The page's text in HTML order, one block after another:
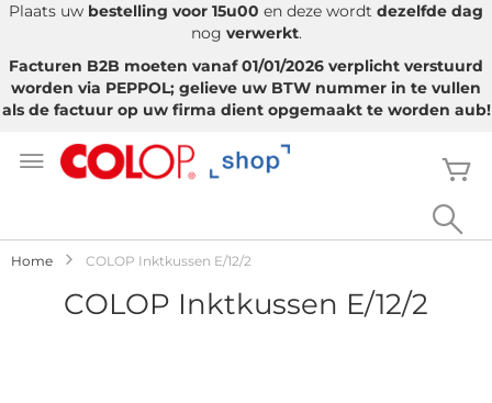
Plaats uw bestelling voor 15u00 en deze wordt dezelfde dag
nog verwerkt.
Facturen B2B moeten vanaf 01/01/2026 verplicht verstuurd
worden via PEPPOL; gelieve uw BTW nummer in te vullen
als de factuur op uw firma dient opgemaakt te worden aub!
naar
Home COLOP Inktkussen E/12/2
COLOP Inktkussen E/12/2